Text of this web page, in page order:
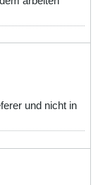
und nicht in